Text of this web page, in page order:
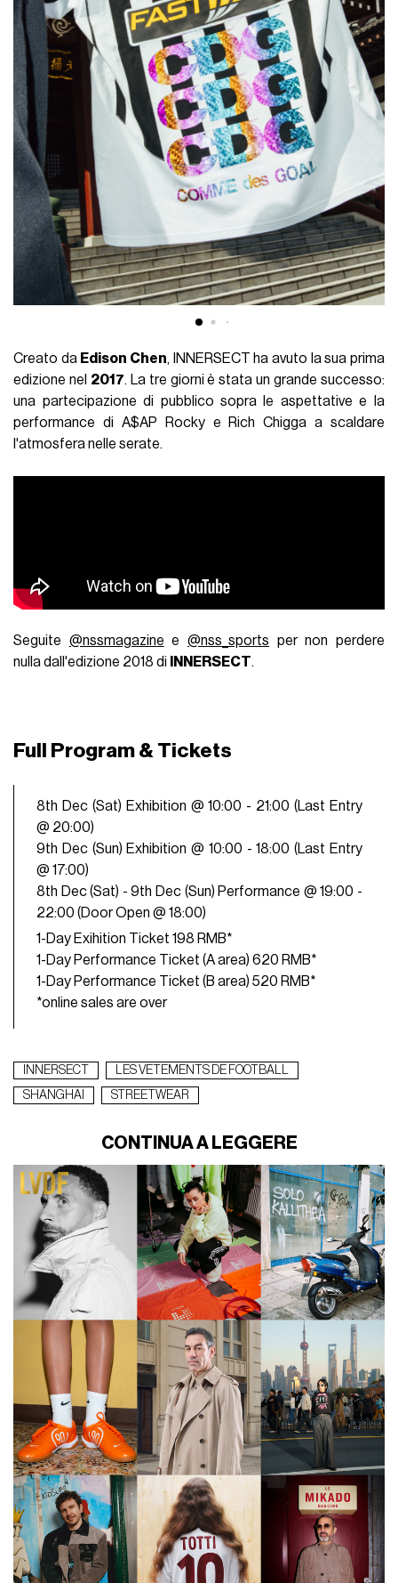
Creato da Edison Chen, INNERSECT ha avuto la sua prima
edizione nel 2017. La tre giorni è stata un grande successo:
una partecipazione di pubblico sopra le aspettative e la
performance di A$AP Rocky e Rich Chigga a scaldare
l'atmosfera nelle serate.
Seguite @nssmagazine e @nss_sports per non perdere
nulla dall'edizione 2018 di
INNERSECT.
Full Program & Tickets
8th Dec (Sat) Exhibition @ 10:00 - 21:00 (Last Entry
@ 20:00)
9th Dec (Sun) Exhibition @ 10:00 - 18:00 (Last Entry
@ 17:00)
8th Dec (Sat) - 9th Dec (Sun) Performance @ 19:00 -
22:00 (Door Open @ 18:00)
1-Day Exihition Ticket 198 RMB*
1-Day Performance Ticket (A area) 620 RMB*
1-Day Performance Ticket (B area) 520 RMB*
*online sales are over
INNERSECT
LES VETEMENTS DE FOOTBALL
SHANGHAI
STREETWEAR
CONTINUA A LEGGERE